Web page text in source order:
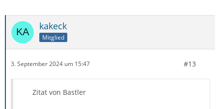
kakeck
Mitglied
3. September 2024 um 15:47 #13
Zitat von Bastler